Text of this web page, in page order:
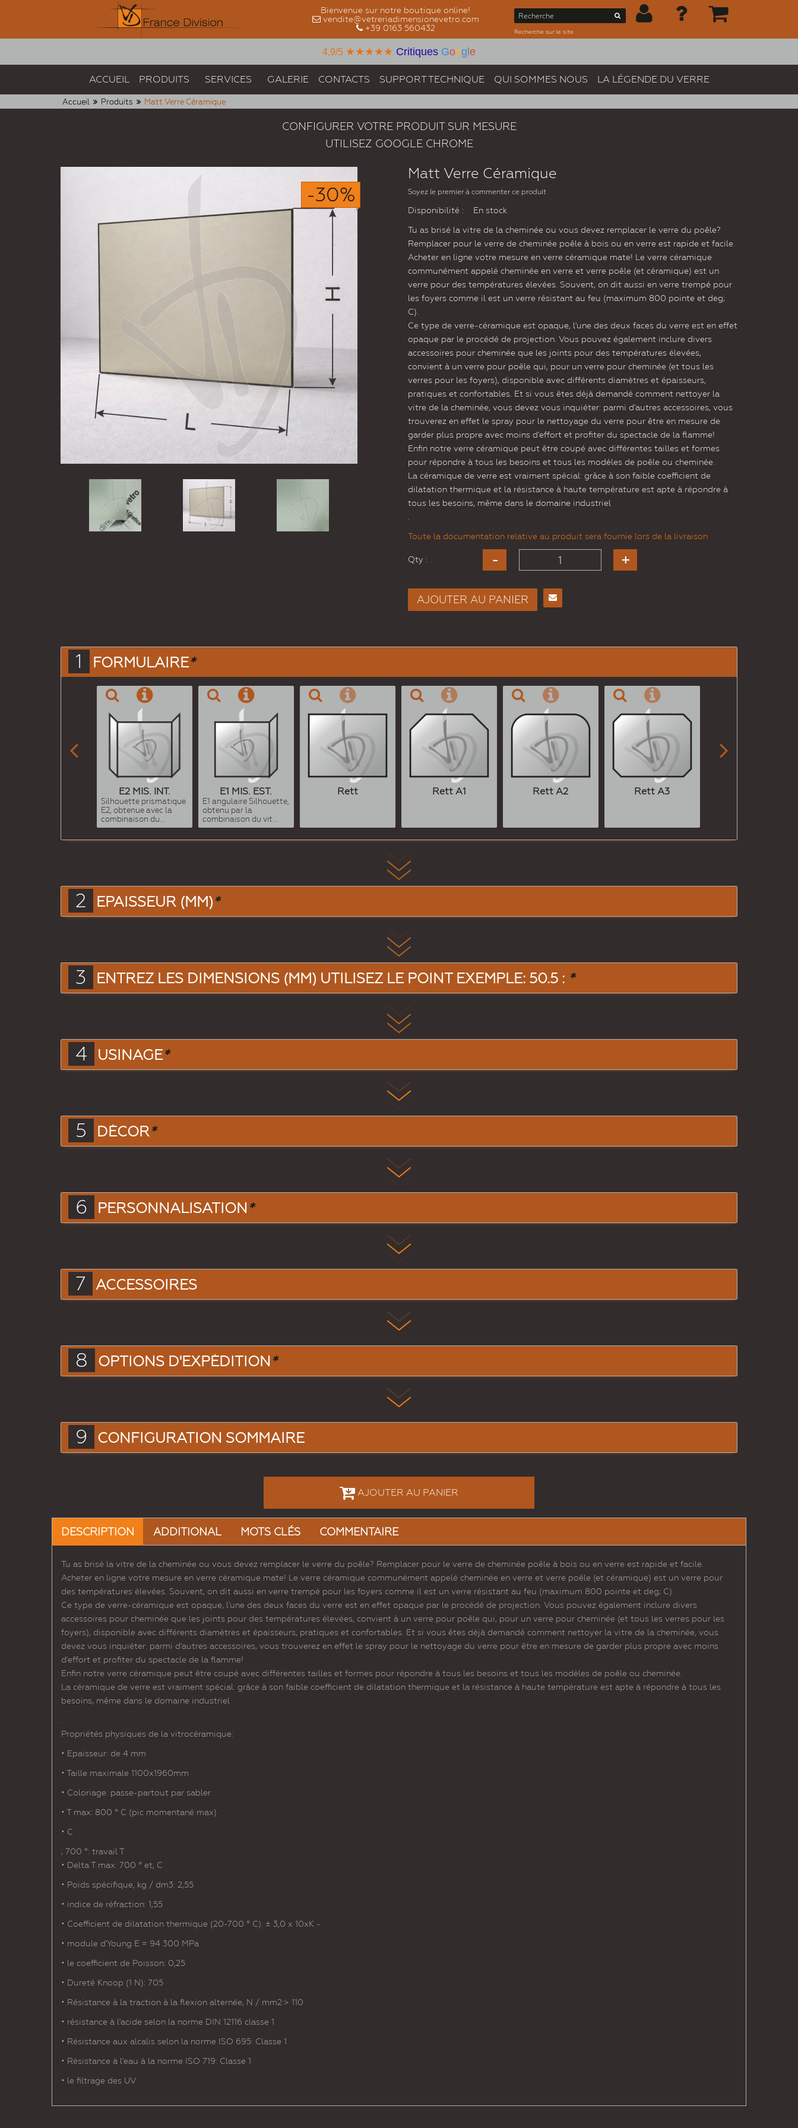
Bienvenue sur notre boutique online!
vendite@vetreriadimensionevetro.com
+39 0163 560432
Recherche sur le site
4,9/5 ★★★★★ Critiques Goog e
ACCUEIL PRODUITS SERVICES GALERIE CONTACTS SUPPORT TECHNIQUE QUI SOMMES NOUS LA LÉGENDE DU VERRE
Accueil Produits Matt Verre Céramique
CONFIGURER VOTRE PRODUIT SUR MESURE
UTILISEZ GOOGLE CHROME
-30%
Matt Verre Céramique
Soyez le premier à commenter ce produit
Disponibilité : En stock
Tu as brisé la vitre de la cheminée ou vous devez remplacer le verre du poêle?
Remplacer pour le verre de cheminée poêle à bois ou en verre est rapide et facile.
Acheter en ligne votre mesure en verre céramique mate! Le verre céramique
communément appelé cheminée en verre et verre poêle (et céramique) est un
verre pour des températures élevées. Souvent, on dit aussi en verre trempé pour
les foyers comme il est un verre résistant au feu (maximum 800 pointe et deg;
C).
Ce type de verre-céramique est opaque, l'une des deux faces du verre est en effet
opaque par le procédé de projection. Vous pouvez également inclure divers
accessoires pour cheminée que les joints pour des températures élevées,
convient à un verre pour poêle qui, pour un verre pour cheminée (et tous les
verres pour les foyers), disponible avec différents diamètres et épaisseurs,
pratiques et confortables. Et si vous êtes déjà demandé comment nettoyer la
vitre de la cheminée, vous devez vous inquiéter: parmi d'autres accessoires, vous
trouverez en effet le spray pour le nettoyage du verre pour être en mesure de
garder plus propre avec moins d'effort et profiter du spectacle de la flamme!
Enfin notre verre céramique peut être coupé avec différentes tailles et formes
pour répondre à tous les besoins et tous les modèles de poêle ou cheminée.
La céramique de verre est vraiment spécial: grâce à son faible coefficient de
dilatation thermique et la résistance à haute température est apte à répondre à
tous les besoins, même dans le domaine industriel
.
Toute la documentation relative au produit sera fournie lors de la livraison
Qty :
AJOUTER AU PANIER
1 FORMULAIRE*
E2 MIS. INT.
Silhouette prismatique
E2, obtenue avec la
combinaison du...
E1 MIS. EST.
E1 angulaire Silhouette,
obtenu par la
combinaison du vit...
Rett Rett A1 Rett A2 Rett A3
 
2 EPAISSEUR (MM)*
3 ENTREZ LES DIMENSIONS (MM) UTILISEZ LE POINT EXEMPLE: 50.5 : *
4 USINAGE*
5 DÉCOR*
6 PERSONNALISATION *
7 ACCESSOIRES
8 OPTIONS D'EXPÉDITION *
9 CONFIGURATION SOMMAIRE
AJOUTER AU PANIER
DESCRIPTION ADDITIONAL MOTS CLÉS COMMENTAIRE
Tu as brisé la vitre de la cheminée ou vous devez remplacer le verre du poêle? Remplacer pour le verre de cheminée poêle à bois ou en verre est rapide et facile.
Acheter en ligne votre mesure en verre céramique mate! Le verre céramique communément appelé cheminée en verre et verre poêle (et céramique) est un verre pour
des températures élevées. Souvent, on dit aussi en verre trempé pour les foyers comme il est un verre résistant au feu (maximum 800 pointe et deg; C).
Ce type de verre-céramique est opaque, l'une des deux faces du verre est en effet opaque par le procédé de projection. Vous pouvez également inclure divers
accessoires pour cheminée que les joints pour des températures élevées, convient à un verre pour poêle qui, pour un verre pour cheminée (et tous les verres pour les
foyers), disponible avec différents diamètres et épaisseurs, pratiques et confortables. Et si vous êtes déjà demandé comment nettoyer la vitre de la cheminée, vous
devez vous inquiéter: parmi d'autres accessoires, vous trouverez en effet le spray pour le nettoyage du verre pour être en mesure de garder plus propre avec moins
d'effort et profiter du spectacle de la flamme!
Enfin notre verre céramique peut être coupé avec différentes tailles et formes pour répondre à tous les besoins et tous les modèles de poêle ou cheminée.
La céramique de verre est vraiment spécial: grâce à son faible coefficient de dilatation thermique et la résistance à haute température est apte à répondre à tous les
besoins, même dans le domaine industriel
.
Propriétés physiques de la vitrocéramique:
• Epaisseur: de 4 mm
• Taille maximale 1100x1960mm
• Coloriage: passe-partout par sabler
• T max: 800 ° C (pic momentané max)
• C
; 700 °: travail T
• Delta T max: 700 ° et, C
• Poids spécifique, kg / dm3: 2,55
• indice de réfraction: 1,55
• Coefficient de dilatation thermique (20-700 ° C): ± 3,0 x 10xK -
• module d'Young E = 94 300 MPa
• le coefficient de Poisson: 0,25
• Dureté Knoop (1 N): 705
• Résistance à la traction à la flexion alternée, N / mm2:> 110
• résistance à l'acide selon la norme DIN 12116 classe 1
• Résistance aux alcalis selon la norme ISO 695: Classe 1
• Résistance à l'eau à la norme ISO 719: Classe 1
• le filtrage des UV